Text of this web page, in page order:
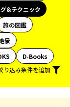
&テクニック
旅の図鑑
景
D-Books
り込み条件を追加